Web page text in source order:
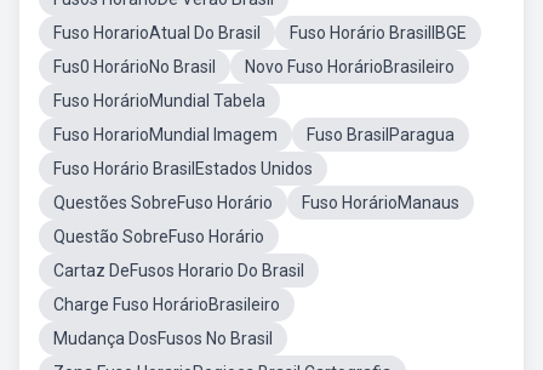
Fuso HorarioAtual Do Brasil
Fuso Horário BrasilIBGE
Fus0 HorárioNo Brasil
Novo Fuso HorárioBrasileiro
Fuso HorárioMundial Tabela
Fuso HorarioMundial Imagem
Fuso BrasilParagua
Fuso Horário BrasilEstados Unidos
Questões SobreFuso Horário
Fuso HorárioManaus
Questão SobreFuso Horário
Cartaz DeFusos Horario Do Brasil
Charge Fuso HorárioBrasileiro
Mudança DosFusos No Brasil